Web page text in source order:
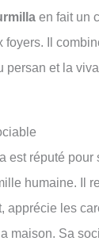
en fait un
foyers. Il
persan et la
est réputé pour
humaine. Il
apprécie les
maison. Sa